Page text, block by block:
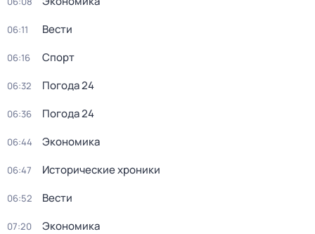
06:11 Вести
06:16 Спорт
06:32 Погода 24
06:36 Погода 24
06:44 Экономика
06:47 Исторические хроники
06:52 Вести
07:20 Экономика